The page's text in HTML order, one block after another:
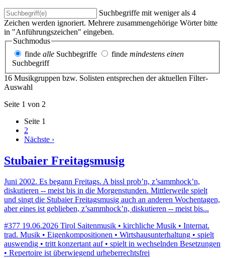
Suchbegriffe mit weniger als 4
Zeichen werden ignoriert. Mehrere zusammengehörige Wörter bitte
in "Anführungszeichen" eingeben.
Suchmodus
finde alle Suchbegriffe finde mindestens einen
Suchbegriff
16 Musikgruppen bzw. Solisten entsprechen der aktuellen Filter-
Auswahl
Seite 1 von 2
Seite 1
2
Nächste ›
Stubaier Freitagsmusig
Juni 2002. Es begann Freitags. A bissl prob’n, z’sammhock’n,
diskutieren -- meist bis in die Morgenstunden. Mittlerweile spielt
und singt die Stubaier Freitagsmusig auch an anderen Wochentagen,
aber eines ist geblieben, z’sammhock’n, diskutieren -- meist bis...
#377 19.06.2026 Tirol Saitenmusik • kirchliche Musik • Internat.
trad. Musik • Eigenkompositionen • Wirtshausunterhaltung • spielt
auswendig • tritt konzertant auf • spielt in wechselnden Besetzungen
• Repertoire ist überwiegend urheberrechtsfrei